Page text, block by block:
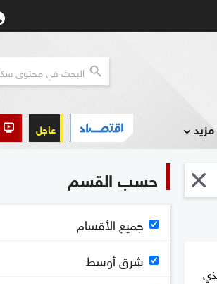
مزيد عاجل
حسب القسم
جميع الأقسام
شرق أوسط